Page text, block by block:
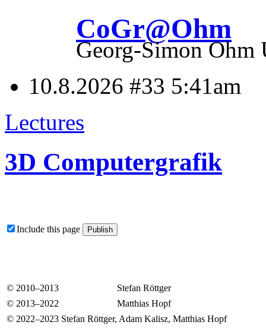
CoGr@Ohm
Georg-Simon Ohm
10.8.2026 #33 5:41am
Lectures
3D Computergrafik
Include this page
© 2010–2013
Stefan Röttger
© 2013–2022
Matthias Hopf
© 2022–2023 Stefan Röttger, Adam Kalisz, Matthias Hopf